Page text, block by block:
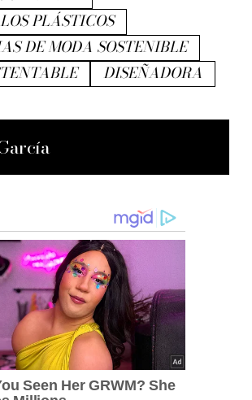
PLÁSTICOS
DE MODA SOSTENIBLE
DISEÑADORA